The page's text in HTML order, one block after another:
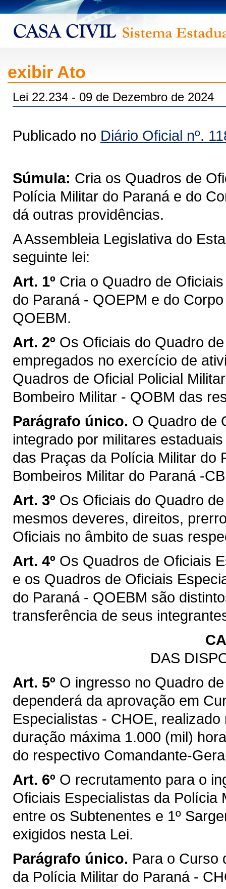
exibir Ato
Lei 22.234 - 09 de Dezembro de 2024
Publicado no Diário Oficial nº.
Súmula: Cria os Quadros de
Polícia Militar do Paraná e do
dá outras providências.
A Assembleia Legislativa do
seguinte lei:
Art. 1º Cria o Quadro de
do Paraná - QOEPM e do
QOEBM.
Art. 2º Os Oficiais do Quadro
empregados no exercício de
Quadros de Oficial Policial
Bombeiro Militar - QOBM das
Parágrafo único. O Quadro de
integrado por militares
das Praças da Polícia Militar do
Bombeiros Militar do Paraná -
Art. 3º Os Oficiais do Quadro
mesmos deveres, direitos,
Oficiais no âmbito de suas
Art. 4º Os Quadros de Oficiais
e os Quadros de Oficiais
do Paraná - QOEBM são
transferência de seus
DAS
Art. 5º O ingresso no Quadro
dependerá da aprovação em
Especialistas - CHOE,
duração máxima 1.000 (mil)
do respectivo Comandante-
Art. 6º O recrutamento para o
Oficiais Especialistas da Polícia
entre os Subtenentes e 1º
exigidos nesta Lei.
Parágrafo único. Para o Curso
da Polícia Militar do Paraná -